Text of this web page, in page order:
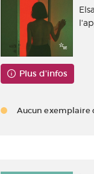
Plus d'infos
Aucun exemplaire